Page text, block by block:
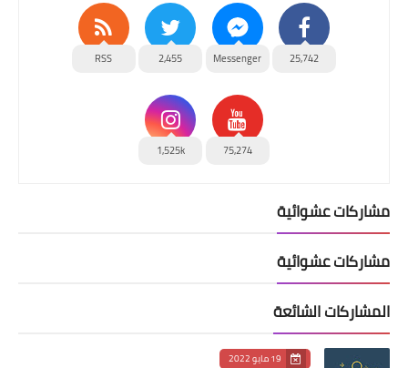
25,742
Messenger
2,455
RSS
75,274
1,525k
مشاركات عشوائية
مشاركات عشوائية
المشاركات الشائعة
19 مايو 2022